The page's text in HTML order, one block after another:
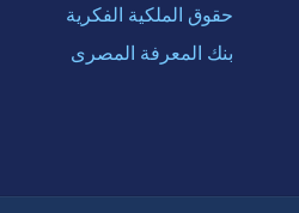
حقوق الملكية الفكرية
بنك المعرفة المصرى